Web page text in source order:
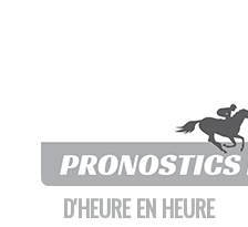
D'HEURE EN HEURE